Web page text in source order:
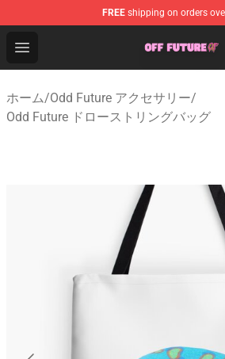
FREE shipping on orders
Open menu
Odd Future Store - Official Odd
ホーム/Odd Future アクセサリー/
Odd Future ドローストリングバッグ